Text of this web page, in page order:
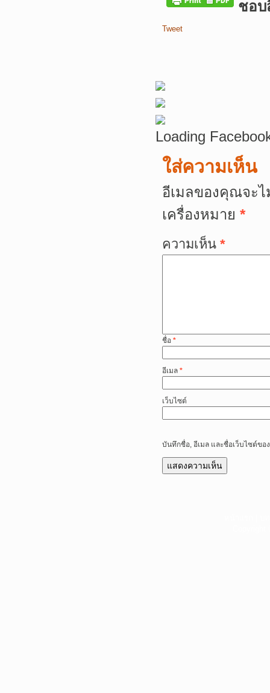
ชอบ
Tweet
Loading
ใส่ความเห็น
อีเมลของคุณจะ
เครื่องหมาย *
ความเห็น *
ชื่อ *
อีเมล *
เว็บไซต์
บันทึกชื่อ, อีเมล และชื่อเว็บไซต์ขอ